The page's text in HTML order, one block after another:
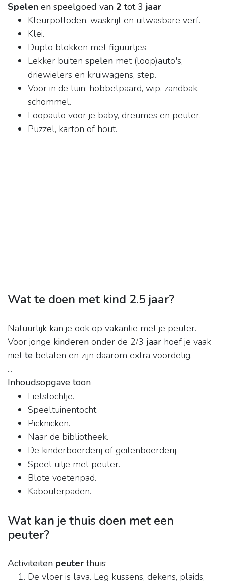
Spelen en speelgoed van 2 tot 3 jaar
Kleurpotloden, waskrijt en uitwasbare verf.
Klei.
Duplo blokken met figuurtjes.
Lekker buiten spelen met (loop)auto's,
driewielers en kruiwagens, step.
Voor in de tuin: hobbelpaard, wip, zandbak,
schommel.
Loopauto voor je baby, dreumes en peuter.
Puzzel, karton of hout.
Wat te doen met kind 2.5 jaar?
Natuurlijk kan je ook op vakantie met je peuter.
Voor jonge kinderen onder de 2/3 jaar hoef je vaak
niette betalen en zijn daarom extra voordelig.
...
Inhoudsopgave toon
Fietstochtje.
Speeltuinentocht.
Picknicken.
Naar de bibliotheek.
De kinderboerderij of geitenboerderij.
Speel uitje met peuter.
Blote voetenpad.
Kabouterpaden.
Wat kan je thuis doen met een
peuter?
Activiteiten peuter thuis
De vloer is lava. Leg kussens, dekens, plaids,